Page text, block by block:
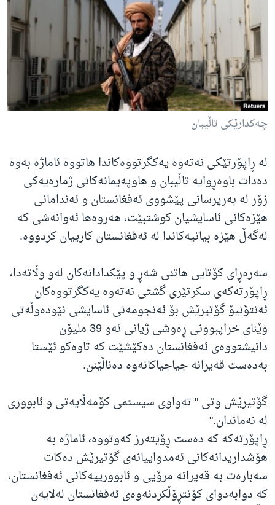
ژیان لە فەرهەنگدا
Learning English
FOLLOW US
زمانه‌کان
چەکدارێکی تاڵیبان
لە ڕاپۆرتێکی نەتەوە یەکگرتووەکاندا هاتووە ئاماژە بەوە
دەدات باوەڕوایە تاڵیبان و هاوپەیمانەکانی ژمارەیەکی
زۆر لە بەرپرسانی پێشووی ئەفغانستان و ئەندامانی
هێزەکانی ئاسایشیان کوشتبێت، هەروەها ئەوانەشی کە
لەگەڵ هێزە بیانیەکاندا لە ئەفغانستان کارییان کردووە.
سەرەڕای کۆتایی هاتنی شەڕ و پێکدادانەکان لەو وڵاتەدا،
ڕاپۆرتەکەی سکرتێری گشتی نەتەوە یەکگرتووەکان
ئەنتۆنیۆ گۆتیرێش بۆ ئەنجومەنی ئاسایشی نێودەوڵەتی
وێنای خراپبوونی ڕەوشی ژیانی ئەو 39 ملیۆن
دانیشتووەی ئەفغانستان دەکێشێت کە تاوەکو ئێستا
بەدەست قەیرانە جیاجیاکانەوە دەناڵێنن.
گۆتیرێش وتی " تەواوی سیستمی کۆمەڵایەتی و ئابووری
لە نەماندان."
ڕاپۆرتەکە کە دەست ڕۆیتەرز کەوتووە، ئاماژە بە
هۆشداریدانەکانی ئەمدواییانەی گۆتیرێش دەکات
سەبارەت بە قەیرانە مرۆیی و ئابوورییەکانی ئەفغانستان،
کە دوابەدوای کۆنتڕۆڵکردنەوەی ئەفغانستان لەلایەن